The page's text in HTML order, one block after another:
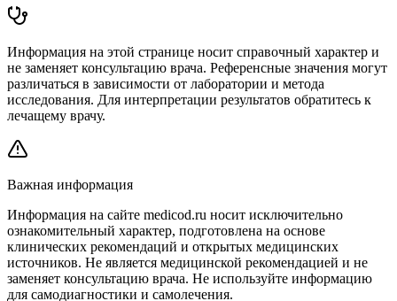
Информация на этой странице носит справочный характер и
не заменяет консультацию врача. Референсные значения могут
различаться в зависимости от лаборатории и метода
исследования. Для интерпретации результатов обратитесь к
лечащему врачу.
Важная информация
Информация на сайте medicod.ru носит исключительно
ознакомительный характер, подготовлена на основе
клинических рекомендаций и открытых медицинских
источников. Не является медицинской рекомендацией и не
заменяет консультацию врача. Не используйте информацию
для самодиагностики и самолечения.